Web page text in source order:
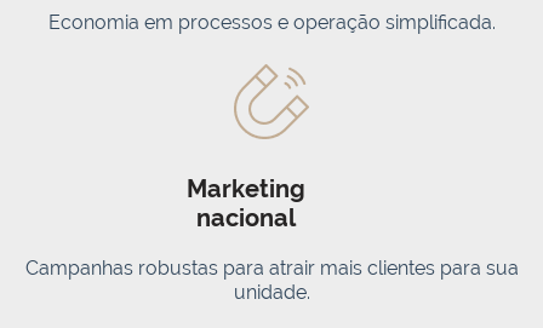
Economia em processos e operação simplificada.
Marketing
nacional
Campanhas robustas para atrair mais clientes para sua
unidade.